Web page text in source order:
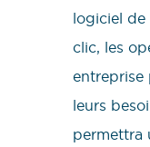
logiciel de
clic, les
entreprise
leurs
permettra